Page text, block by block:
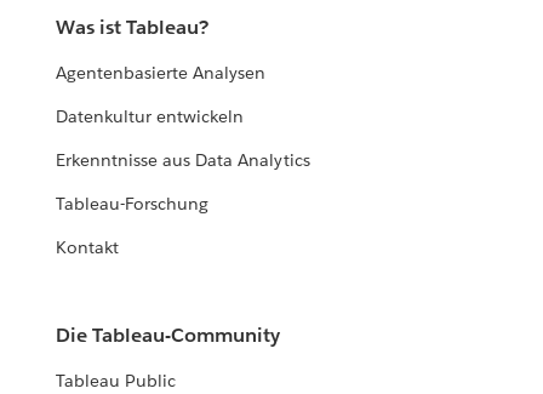
Was ist Tableau?
Agentenbasierte Analysen
Datenkultur entwickeln
Erkenntnisse aus Data Analytics
Tableau-Forschung
Kontakt
Die Tableau-Community
Tableau Public